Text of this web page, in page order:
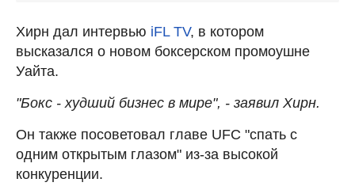
Хирн дал интервью iFL TV, в котором
высказался о новом боксерском промоушне
Уайта.
"Бокс - худший бизнес в мире", - заявил Хирн.
Он также посоветовал главе UFC "спать с
одним открытым глазом" из-за высокой
конкуренции.